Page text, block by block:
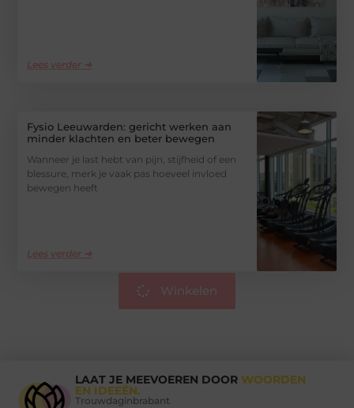
Lees verder ➜
Fysio Leeuwarden: gericht werken aan
minder klachten en beter bewegen
Wanneer je last hebt van pijn, stijfheid of een
blessure, merk je vaak pas hoeveel invloed
bewegen heeft
Lees verder ➜
Winkelen
LAAT JE MEEVOEREN DOOR WOORDEN
EN IDEEËN.
Trouwdaginbrabant